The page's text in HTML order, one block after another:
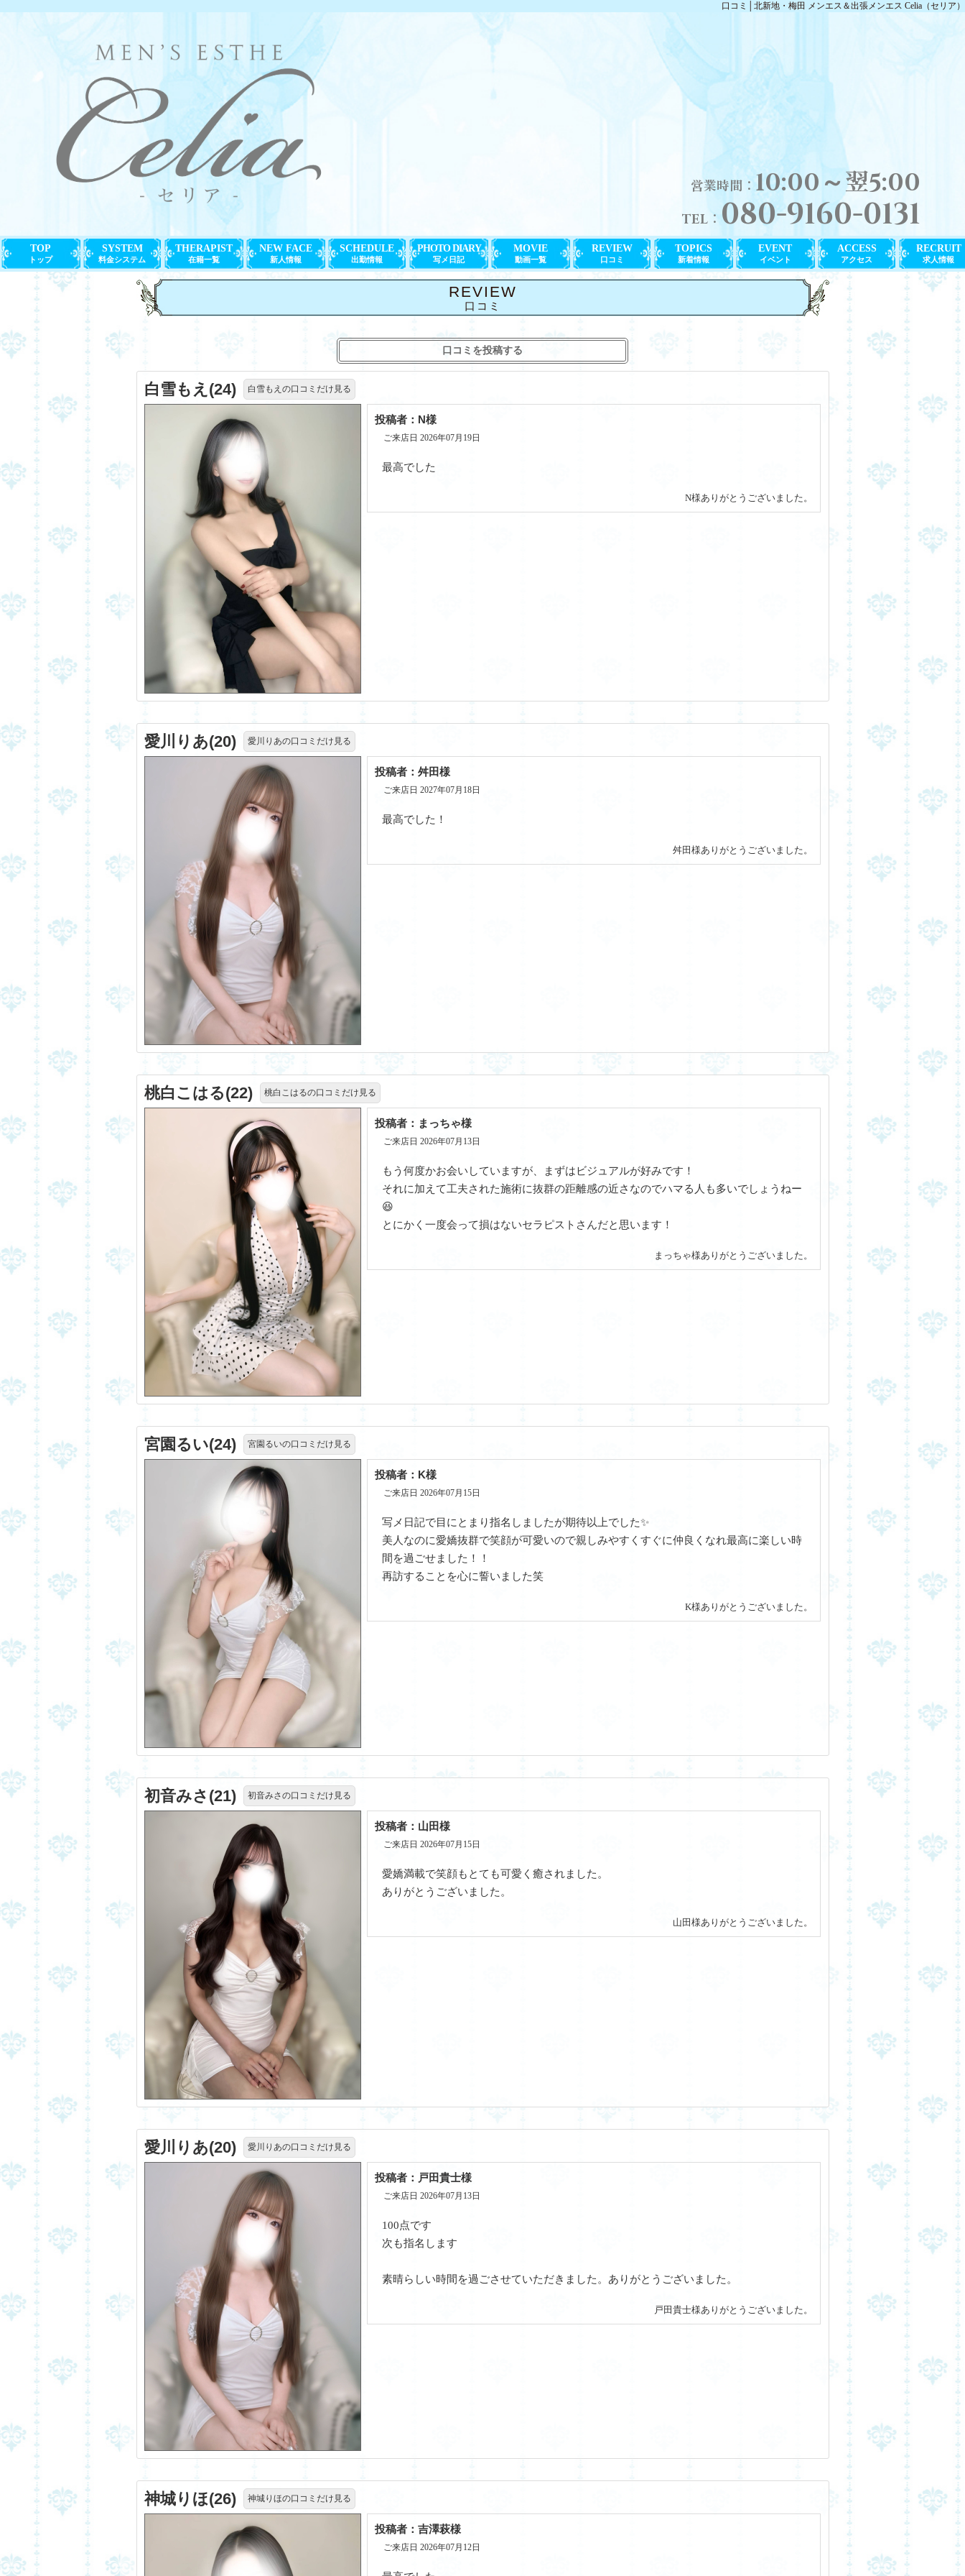
口コミ│北新地・梅田 メンエス＆出張メンエス Celia（セリア）
営業時間：10:00～翌5:00
TEL： 080-9160-0131
TOP
トップ
SYSTEM
料金システム
THERAPIST
在籍一覧
NEW FACE
新人情報
SCHEDULE
出勤情報
PHOTO DIARY
写メ日記
MOVIE
動画一覧
REVIEW
口コミ
TOPICS
新着情報
EVENT
イベント
ACCESS
アクセス
RECRUIT
求人情報
REVIEW
口コミ
口コミを投稿する
白雪もえ(24) 白雪もえの口コミだけ見る
投稿者：N様
ご来店日 2026年07月19日
最高でした
N様ありがとうございました。
愛川りあ(20) 愛川りあの口コミだけ見る
投稿者：舛田様
ご来店日 2027年07月18日
最高でした！
舛田様ありがとうございました。
桃白こはる(22) 桃白こはるの口コミだけ見る
投稿者：まっちゃ様
ご来店日 2026年07月13日
もう何度かお会いしていますが、まずはビジュアルが好みです！
それに加えて工夫された施術に抜群の距離感の近さなのでハマる人も多いでしょうねー
😆
とにかく一度会って損はないセラピストさんだと思います！
まっちゃ様ありがとうございました。
宮園るい(24) 宮園るいの口コミだけ見る
投稿者：K様
ご来店日 2026年07月15日
写メ日記で目にとまり指名しましたが期待以上でした✨
美人なのに愛嬌抜群で笑顔が可愛いので親しみやすくすぐに仲良くなれ最高に楽しい時
間を過ごせました！！
再訪することを心に誓いました笑
K様ありがとうございました。
初音みさ(21) 初音みさの口コミだけ見る
投稿者：山田様
ご来店日 2026年07月15日
愛嬌満載で笑顔もとても可愛く癒されました。
ありがとうございました。
山田様ありがとうございました。
愛川りあ(20) 愛川りあの口コミだけ見る
投稿者：戸田貴士様
ご来店日 2026年07月13日
100点です
次も指名します
素晴らしい時間を過ごさせていただきました。ありがとうございました。
戸田貴士様ありがとうございました。
神城りほ(26) 神城りほの口コミだけ見る
投稿者：吉澤萩様
ご来店日 2026年07月12日